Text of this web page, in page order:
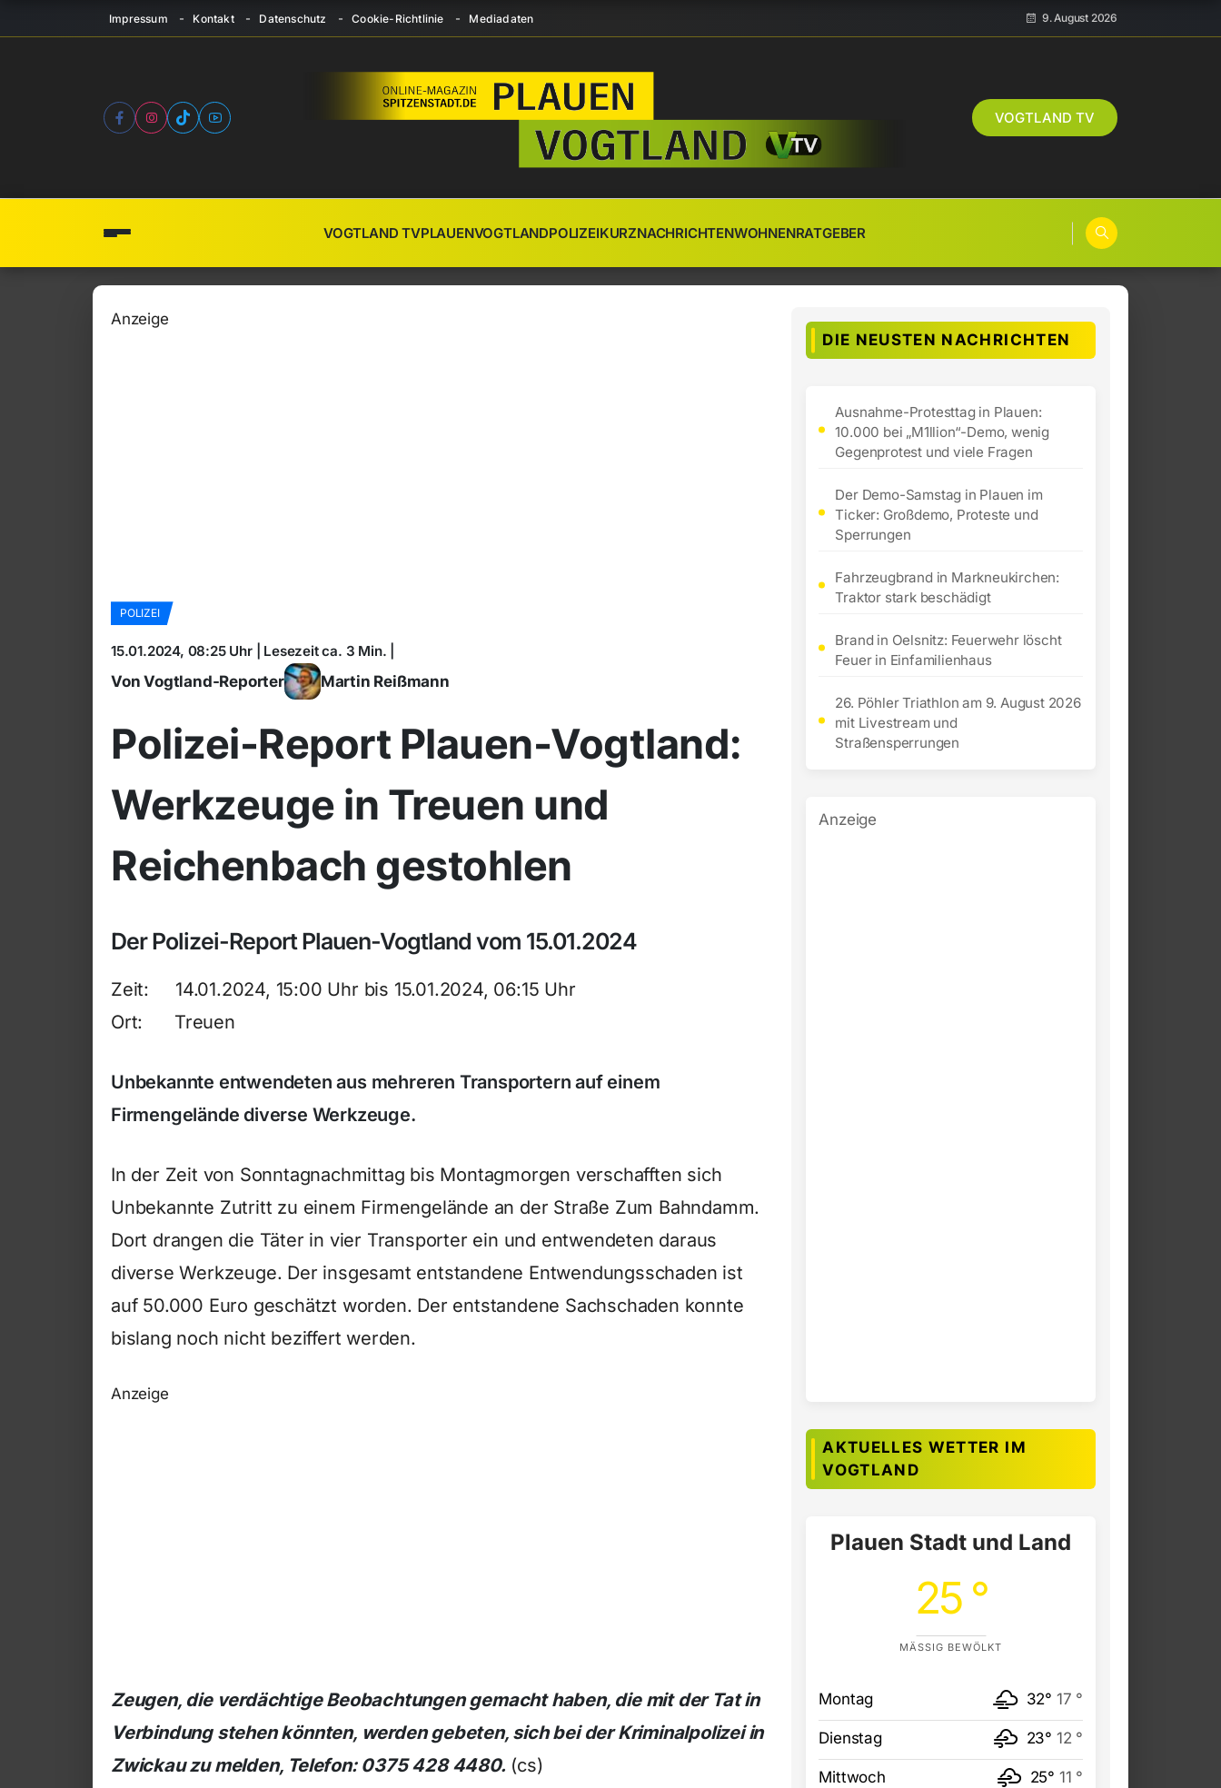
Impressum Kontakt Datenschutz Cookie-Richtlinie Mediadaten 9. August 2026
VOGTLAND TV
VOGTLAND TVPLAUENVOGTLANDPOLIZEIKURZNACHRICHTENWOHNENRATGEBER
Anzeige
POLIZEI
15.01.2024, 08:25 Uhr | Lesezeit ca. 3 Min. |
Von Vogtland-Reporter Martin Reißmann
Polizei-Report Plauen-Vogtland:
Werkzeuge in Treuen und
Reichenbach gestohlen
Der Polizei-Report Plauen-Vogtland vom 15.01.2024
Zeit: 14.01.2024, 15:00 Uhr bis 15.01.2024, 06:15 Uhr
Ort: Treuen
Unbekannte entwendeten aus mehreren Transportern auf einem
Firmengelände diverse Werkzeuge.
In der Zeit von Sonntagnachmittag bis Montagmorgen verschafften sich
Unbekannte Zutritt zu einem Firmengelände an der Straße Zum Bahndamm.
Dort drangen die Täter in vier Transporter ein und entwendeten daraus
diverse Werkzeuge. Der insgesamt entstandene Entwendungsschaden ist
auf 50.000 Euro geschätzt worden. Der entstandene Sachschaden konnte
bislang noch nicht beziffert werden.
Anzeige
Zeugen, die verdächtige Beobachtungen gemacht haben, die mit der Tat in
Verbindung stehen könnten, werden gebeten, sich bei der Kriminalpolizei in
Zwickau zu melden, Telefon: 0375 428 4480. (cs)
DIE NEUSTEN NACHRICHTEN
Ausnahme-Protesttag in Plauen:
10.000 bei „M1llion“-Demo, wenig
Gegenprotest und viele Fragen
Der Demo-Samstag in Plauen im
Ticker: Großdemo, Proteste und
Sperrungen
Fahrzeugbrand in Markneukirchen:
Traktor stark beschädigt
Brand in Oelsnitz: Feuerwehr löscht
Feuer in Einfamilienhaus
26. Pöhler Triathlon am 9. August 2026
mit Livestream und
Straßensperrungen
Anzeige
AKTUELLES WETTER IM
VOGTLAND
Plauen Stadt und Land
25 °
MÄSSIG BEWÖLKT
Montag 32° 17 °
Dienstag 23° 12 °
Mittwoch 25° 11 °